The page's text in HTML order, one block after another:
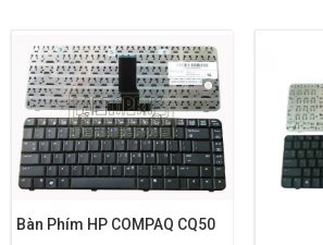
Bàn Phím HP COMPAQ CQ50